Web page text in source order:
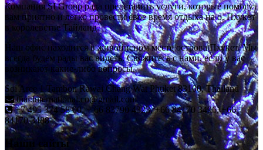
Компания SI Group рада представить услуги, которые помогут
вам приятно и легко провести свое время отдыха на о. Пхукет
в королевстве Тайланд.
Наш офис находится в живописном месте острова Пхукет. Мы
всегда будем рады вас видеть. Свяжитесь с нами, если у вас
возникают какие-либо вопросы.
Soi Aree 1 Tambon Rawai Chang Wat Phuket 83100, Thailand
thai.international.co@gmail.com
+7 495 374 58 00, + 66 83790 4323, +66 84170 3496, +66
84170 3488
Наши сайты